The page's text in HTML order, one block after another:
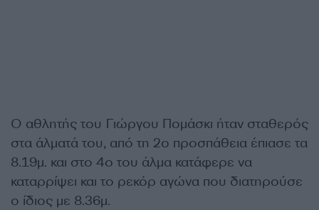
Ο αθλητής του Γιώργου Πομάσκι ήταν σταθερός
στα άλματά του, από τη 2ο προσπάθεια έπιασε τα
8.19μ. και στο 4ο του άλμα κατάφερε να
καταρρίψει και το ρεκόρ αγώνα που διατηρούσε
ο ίδιος με 8.36μ.